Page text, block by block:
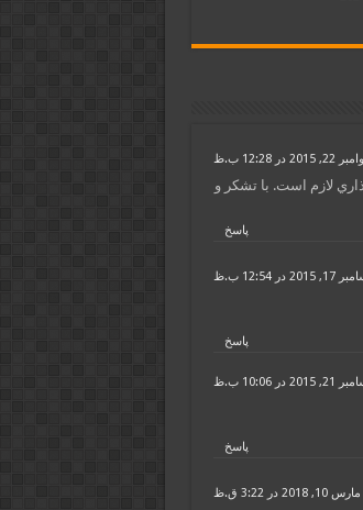
22, 2015 در 12:28 ب.ظ
لازم است. با تشكر و
پاسخ
2015 در 12:54 ب.ظ
پاسخ
در 10:06 ب.ظ
پاسخ
مارس 10, 2018 در 3:22 ق.ظ